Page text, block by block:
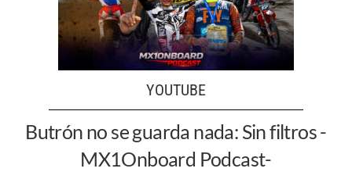
YOUTUBE
Butrón no se guarda nada: Sin filtros -
MX1Onboard Podcast-